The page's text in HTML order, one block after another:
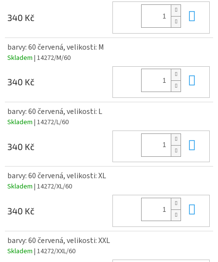
340 Kč
barvy: 60 červená, velikosti: M
Skladem | 14272/M/60
340 Kč
barvy: 60 červená, velikosti: L
Skladem | 14272/L/60
340 Kč
barvy: 60 červená, velikosti: XL
Skladem | 14272/XL/60
340 Kč
barvy: 60 červená, velikosti: XXL
Skladem | 14272/XXL/60